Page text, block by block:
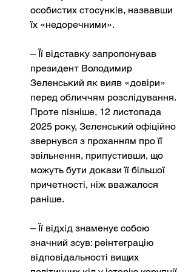
особистих стосунків, назвавши
їх «недоречними».
– Її відставку запропонував
президент Володимир
Зеленський як вияв «довіри»
перед обличчям розслідування.
Проте пізніше, 12 листопада
2025 року, Зеленський офіційно
звернувся з проханням про її
звільнення, припустивши, що
можуть бути докази її більшої
причетності, ніж вважалося
раніше.
– Її відхід знаменує собою
значний зсув: реінтеграцію
відповідальності вищих